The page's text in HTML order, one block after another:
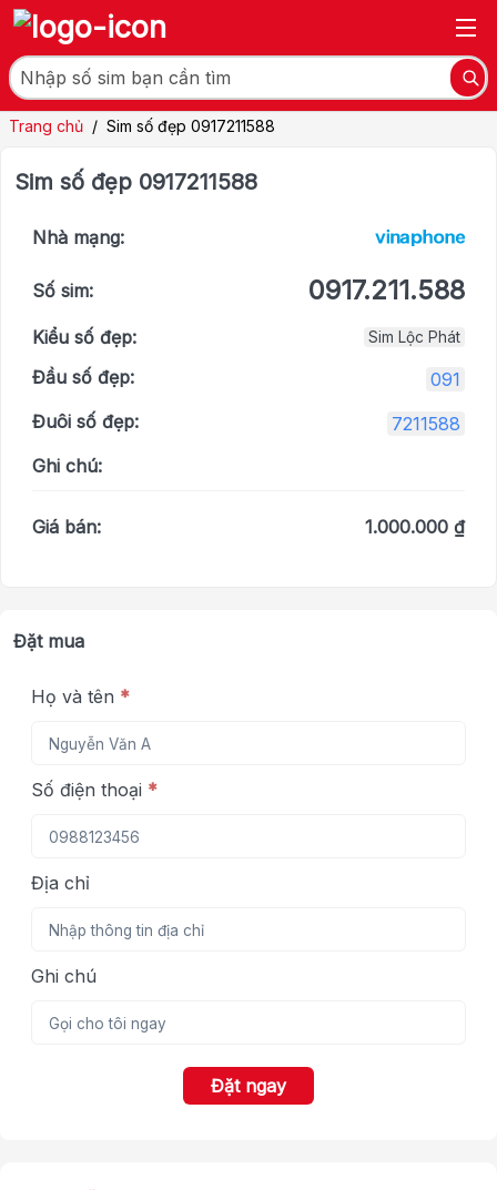
Trang chủ / Sim số đẹp 0917211588
Sim số đẹp 0917211588
Nhà mạng:
Số sim: 0917.211.588
Kiểu số đẹp: Sim Lộc Phát
Đầu số đẹp:
091
Đuôi số đẹp:
7211588
Ghi chú:
Giá bán: 1.000.000 ₫
Đặt mua
Họ và tên *
Số điện thoại *
Địa chỉ
Ghi chú
Đặt ngay